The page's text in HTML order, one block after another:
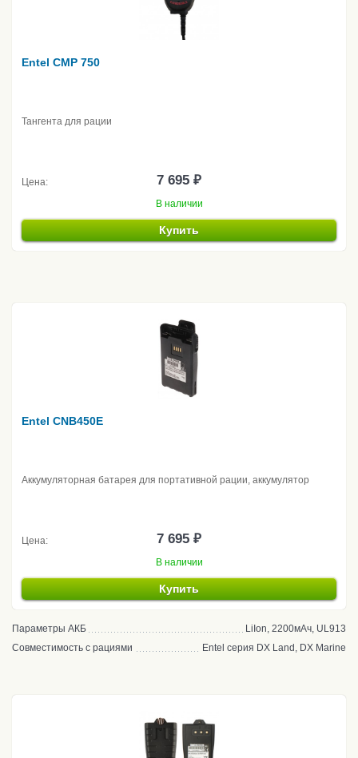
Entel CMP 750
Тангента для рации
Цена: 7 695 ₽
В наличии
Купить
Entel CNB450E
Аккумуляторная батарея для портативной рации, аккумулятор
Цена: 7 695 ₽
В наличии
Купить
Параметры АКБ
LiIon, 2200мАч, UL913
Совместимость с рациями
Entel серия DX Land, DX Marine